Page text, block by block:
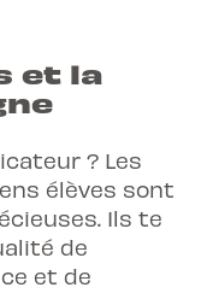
et la
? Les
élèves sont
Ils te
de
et de